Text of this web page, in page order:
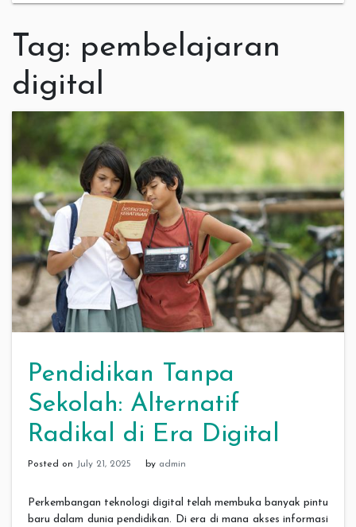
Tag: pembelajaran
digital
Pendidikan Tanpa
Sekolah: Alternatif
Radikal di Era Digital
Posted on July 21, 2025 by admin
Perkembangan teknologi digital telah membuka banyak pintu
baru dalam dunia pendidikan. Di era di mana akses informasi